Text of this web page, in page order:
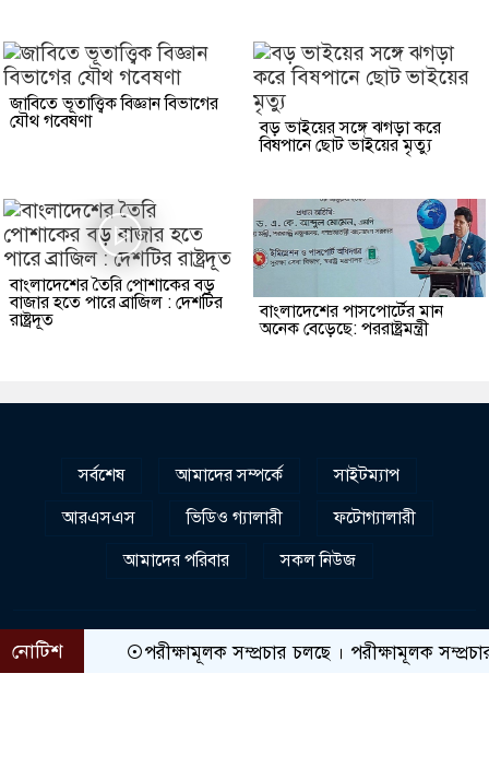
জাবিতে ভূতাত্ত্বিক বিজ্ঞান বিভাগের
যৌথ গবেষণা
বড় ভাইয়ের সঙ্গে ঝগড়া করে
বিষপানে ছোট ভাইয়ের মৃত্যু
বাংলাদেশের তৈরি পোশাকের বড়
বাজার হতে পারে ব্রাজিল : দেশটির
রাষ্ট্রদূত
বাংলাদেশের পাসপোর্টের মান
অনেক বেড়েছে: পররাষ্ট্রমন্ত্রী
সর্বশেষ আমাদের সম্পর্কে
সাইটম্যাপ
আরএসএস
ভিডিও গ্যালারী
ফটোগ্যালারী
আমাদের পরিবার
সকল নিউজ
নোটিশ পরীক্ষামূলক সম্প্রচার চলছে । পরীক্ষামূলক সম্প্রচার